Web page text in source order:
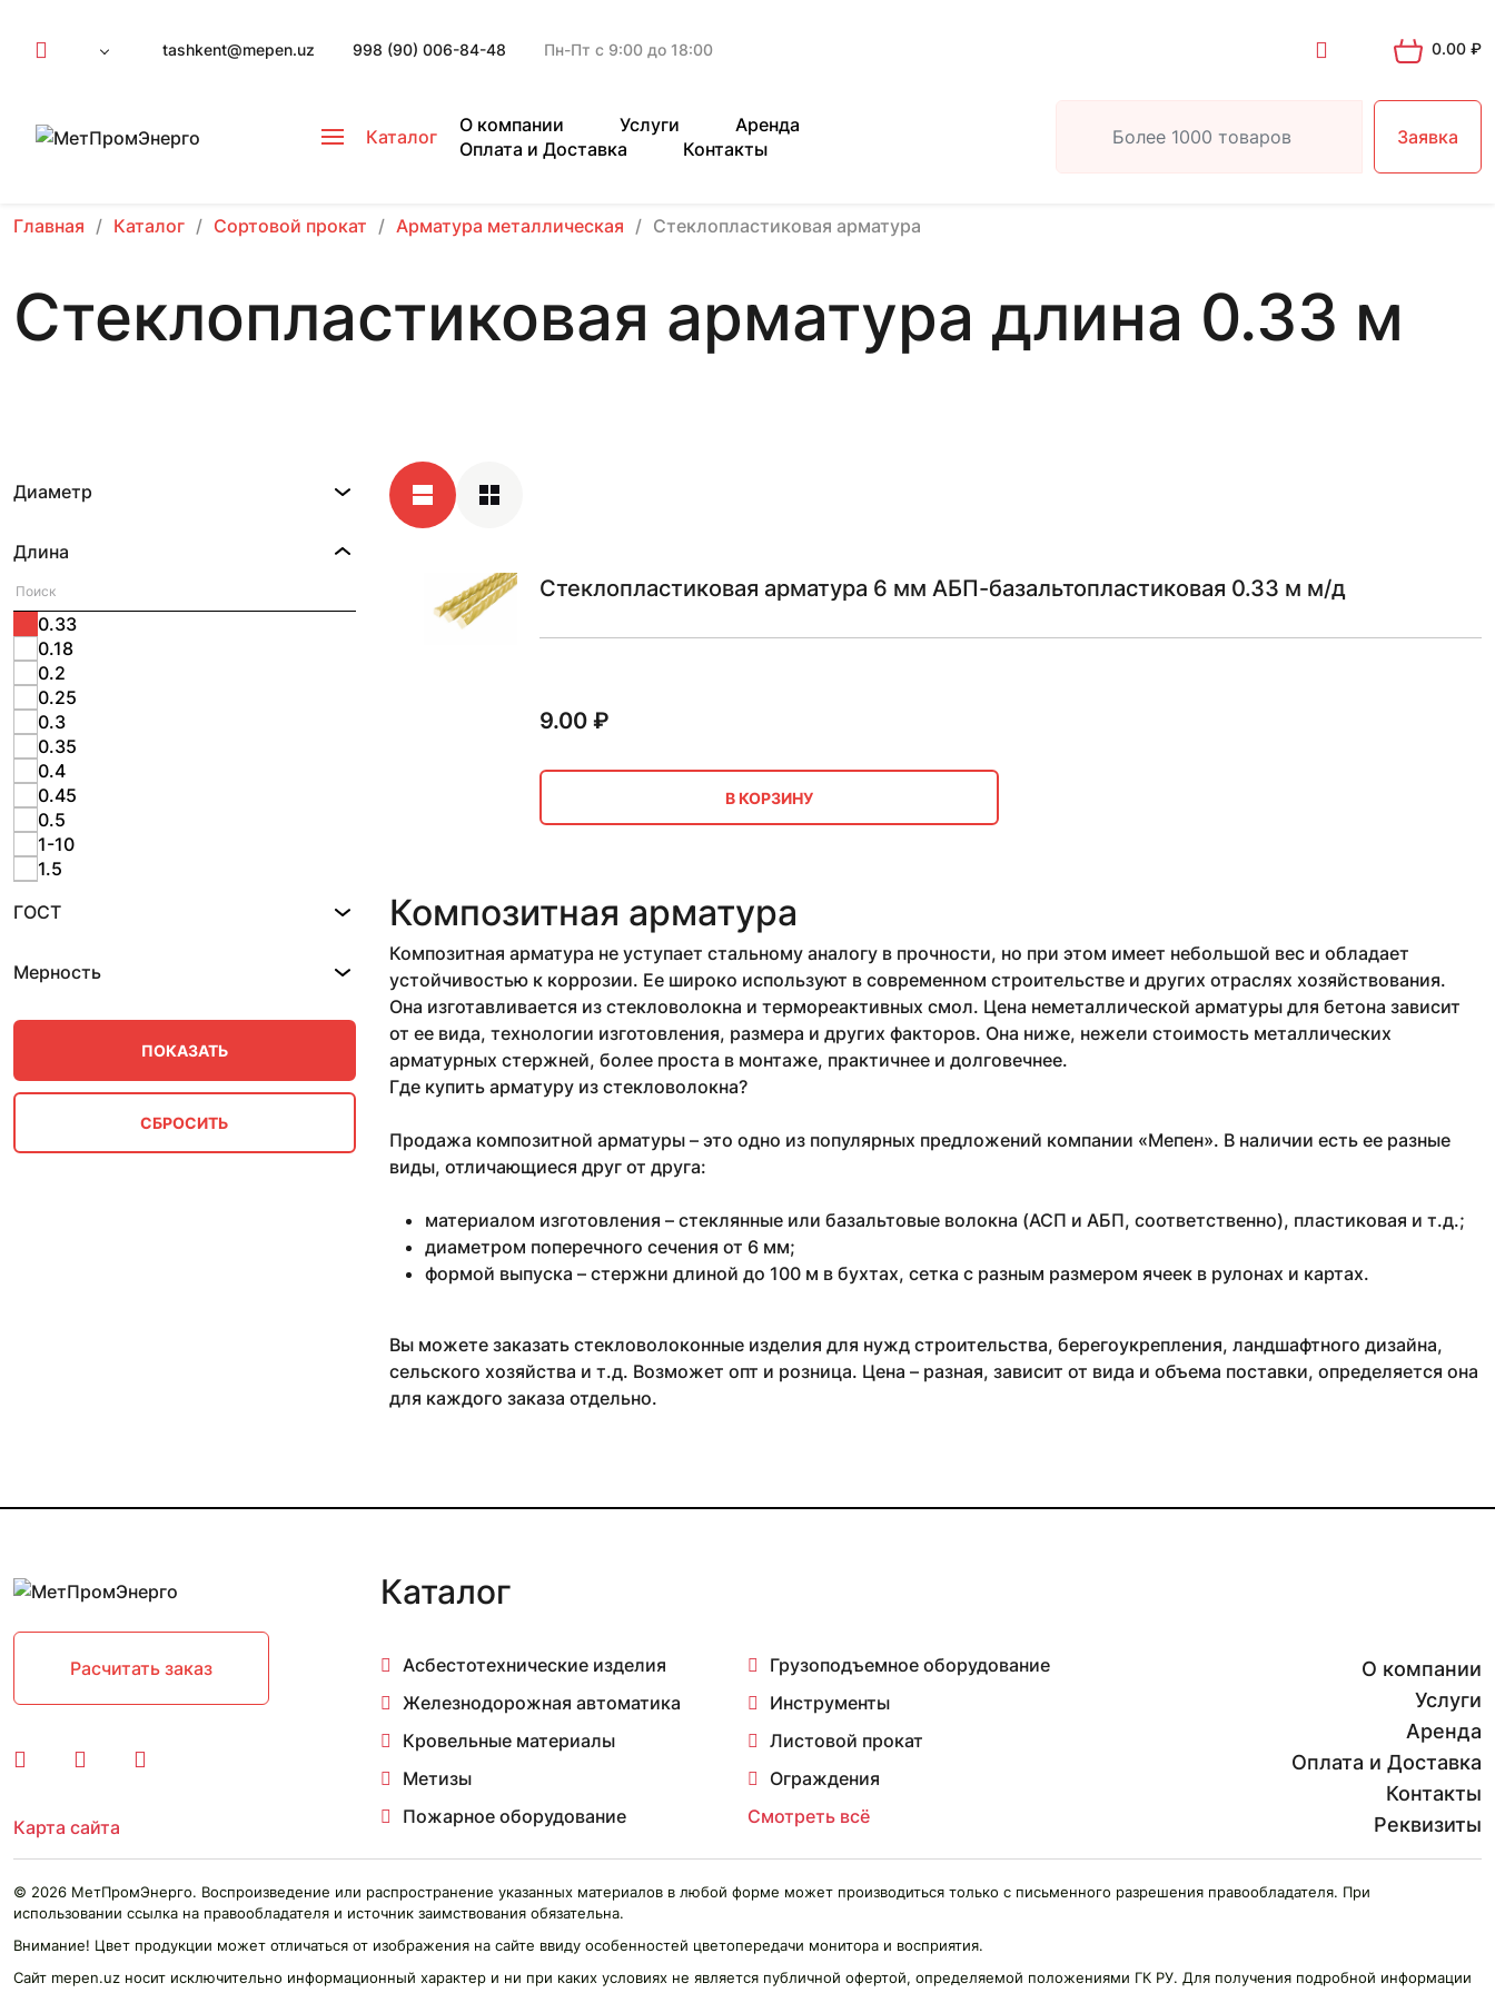
tashkent@mepen.uz 998 (90) 006-84-48 Пн-Пт с 9:00 до 18:00 0.00 ₽
Каталог
О компании Услуги
Аренда
Оплата и Доставка
Контакты
Заявка
Главная Каталог Сортовой прокат Арматура металлическая Стеклопластиковая арматура
Стеклопластиковая арматура длина 0.33 м
Диаметр
Длина
0.18
0.2
0.25
0.3
0.33
0.35
0.4
0.45
0.5
1-10
1.5
12
25
4
6
ГОСТ
Мерность
Стеклопластиковая арматура 6 мм АБП-базальтопластиковая 0.33 м м/д
9.00₽
В КОРЗИНУ
Композитная арматура
Композитная арматура не уступает стальному аналогу в прочности, но при этом имеет небольшой вес и обладает
устойчивостью к коррозии. Ее широко используют в современном строительстве и других отраслях хозяйствования.
Она изготавливается из стекловолокна и термореактивных смол. Цена неметаллической арматуры для бетона зависит
от ее вида, технологии изготовления, размера и других факторов. Она ниже, нежели стоимость металлических
арматурных стержней, более проста в монтаже, практичнее и долговечнее.
Где купить арматуру из стекловолокна?
Продажа композитной арматуры – это одно из популярных предложений компании «Мепен». В наличии есть ее разные
виды, отличающиеся друг от друга:
материалом изготовления – стеклянные или базальтовые волокна (АСП и АБП, соответственно), пластиковая и т.д.;
диаметром поперечного сечения от 6 мм;
формой выпуска – стержни длиной до 100 м в бухтах, сетка с разным размером ячеек в рулонах и картах.
Вы можете заказать стекловолоконные изделия для нужд строительства, берегоукрепления, ландшафтного дизайна,
сельского хозяйства и т.д. Возможет опт и розница. Цена – разная, зависит от вида и объема поставки, определяется она
для каждого заказа отдельно.
Расчитать заказ
Карта сайта
Каталог
Асбестотехнические изделия
Грузоподъемное оборудование
Железнодорожная автоматика
Инструменты
Кровельные материалы
Листовой прокат
Метизы
Ограждения
Пожарное оборудование
Смотреть всё
О компании
Услуги
Аренда
Оплата и Доставка
Контакты
Реквизиты
© 2026 МетПромЭнерго. Воспроизведение или распространение указанных материалов в любой форме может производиться только с письменного разрешения правообладателя. При
использовании ссылка на правообладателя и источник заимствования обязательна.
Внимание! Цвет продукции может отличаться от изображения на сайте ввиду особенностей цветопередачи монитора и восприятия.
Сайт mepen.uz носит исключительно информационный характер и ни при каких условиях не является публичной офертой, определяемой положениями ГК РУ. Для получения подробной информации